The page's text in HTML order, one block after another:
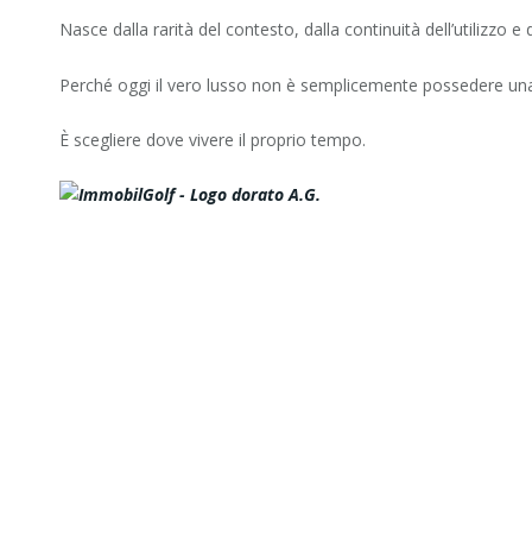
Nasce dalla rarità del contesto, dalla continuità dell’utilizzo
Perché oggi il vero lusso non è semplicemente possedere
È scegliere dove vivere il proprio tempo.
A.G.